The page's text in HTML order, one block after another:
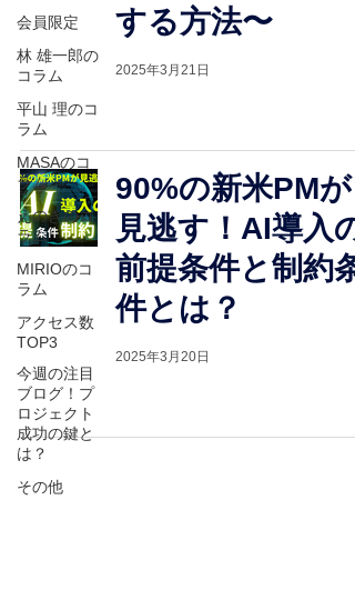
会員限定
林 雄一郎の
コラム
平山 理のコ
ラム
MASAのコ
ラム
えのきのコ
ラム
MIRIOのコ
ラム
アクセス数
TOP3
今週の注目
ブログ！プ
ロジェクト
成功の鍵と
は？
その他
する方法〜
2025年3月21日
90%の新米PMが
見逃す！AI導入の
前提条件と制約条
件とは？
2025年3月20日